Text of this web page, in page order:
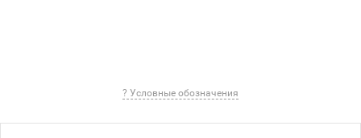
? Условные обозначения